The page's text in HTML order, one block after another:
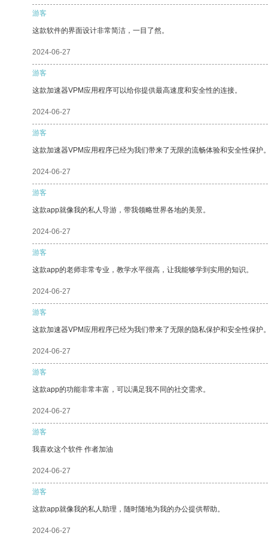
游客
这款软件的界面设计非常简洁，一目了然。
2024-06-27
游客
这款加速器VPM应用程序可以给你提供最高速度和安全性的连接。
2024-06-27
游客
这款加速器VPM应用程序已经为我们带来了无限的流畅体验和安全性保护
2024-06-27
游客
这款app就像我的私人导游，带我领略世界各地的美景。
2024-06-27
游客
这款app的老师非常专业，教学水平很高，让我能够学到实用的知识。
2024-06-27
游客
这款加速器VPM应用程序已经为我们带来了无限的隐私保护和安全性保护
2024-06-27
游客
这款app的功能非常丰富，可以满足我不同的社交需求。
2024-06-27
游客
我喜欢这个软件 作者加油
2024-06-27
游客
这款app就像我的私人助理，随时随地为我的办公提供帮助。
2024-06-27